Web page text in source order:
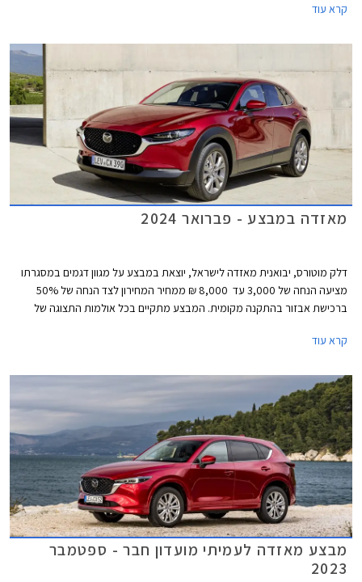
החדש, מדווחת החברה על תוספות אבזור בכל הגרסאות.
קרא עוד
מאזדה במבצע - פברואר 2024
דלק מוטורס, יבואנית מאזדה לישראל, יוצאת במבצע על מגוון דגמים במסגרתו
מציעה הנחה של 3,000 עד 8,000 ₪ ממחיר המחירון לצד הנחה של 50%
ברכישת אבזור בהתקנה מקומית. המבצע מתקיים בכל אולמות התצוגה של
קרא עוד
מבצע מאזדה לעמיתי מועדון חבר - ספטמבר
2023